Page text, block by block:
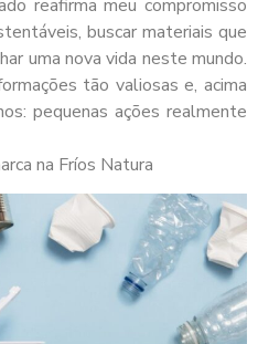
reafirma meu compromisso
buscar materiais que
uma nova vida neste mundo.
tão valiosas e, acima
pequenas ações realmente
na Fríos Natura